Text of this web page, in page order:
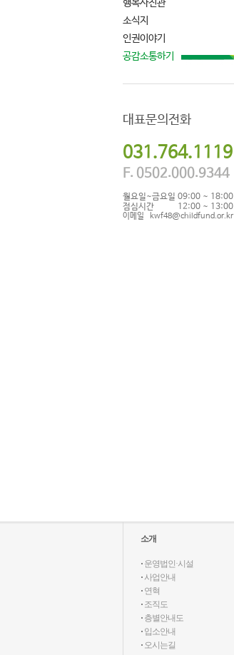
행복사진관
소식지
인권이야기
공감소통하기
대표문의전화
031.764.1119
F. 0502.000.9344
월요일~금요일
점심시간
09:00 ~ 18:00
12:00 ~ 13:00
이메일 kwf48@childfund.or.kr
소개
· 운영법인·시설
· 사업안내
· 연혁
· 조직도
· 층별안내도
· 입소안내
· 오시는길